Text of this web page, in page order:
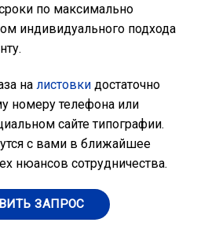
по максимально
индивидуального подхода
на листовки достаточно
номеру телефона или
сайте типографии.
с вами в ближайшее
нюансов сотрудничества.
ЗАПРОС